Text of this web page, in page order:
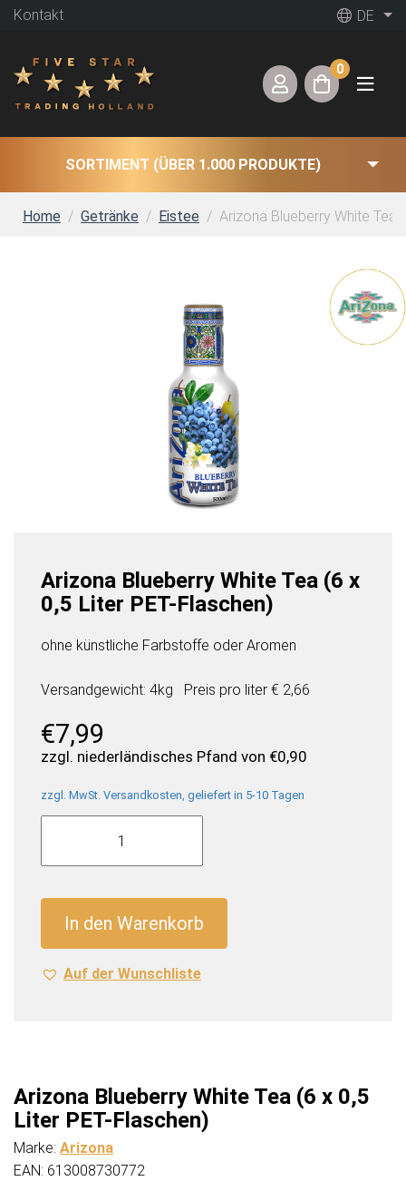
Kontakt DE
0
SORTIMENT (ÜBER 1.000 PRODUKTE)
Home Getränke Eistee Arizona Blueberry White Tea
Arizona Blueberry White Tea (6 x
0,5 Liter PET-Flaschen)
ohne künstliche Farbstoffe oder Aromen
Versandgewicht: 4kg Preis pro liter € 2,66
€7,99
zzgl. niederländisches Pfand von €0,90
zzgl. MwSt. Versandkosten, geliefert in 5-10 Tagen
Arizona
White
0,5
Liter
In den Warenkorb
Auf der Wunschliste
Arizona Blueberry White Tea (6 x 0,5
Liter PET-Flaschen)
Marke: Arizona
EAN: 613008730772